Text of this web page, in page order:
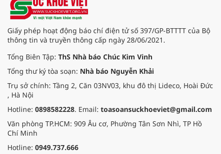
đem đến hơi ấm từ những phương
pháp Nam y thuần Việt, giúp xoa
dịu cơn đau và nâng cao sức khỏe
cho các cựu chiến binh trước sự
thay đổi đột ngột của thời tiết.
Giấy phép hoạt động báo chí điện tử số 397/GP-BTTTT của Bộ
thông tin và truyền thông cấp ngày 28/06/2021.
Tổng Biên Tập: ThS Nhà báo Chúc Kim Vinh
Tổng thư ký tòa soạn: Nhà báo Nguyễn Khải
Trụ sở chính: Tầng 2, Căn 03NV03, khu đô thị Lideco, Hoài Đức
, Hà Nội
Hotline: 0898582228. Email: toasoansuckhoeviet@gmail.com
Văn phòng TP.HCM: 909 Âu cơ, Phường Tân Sơn Nhì, TP Hồ
Chí Minh
Hotline: 0949.737.666